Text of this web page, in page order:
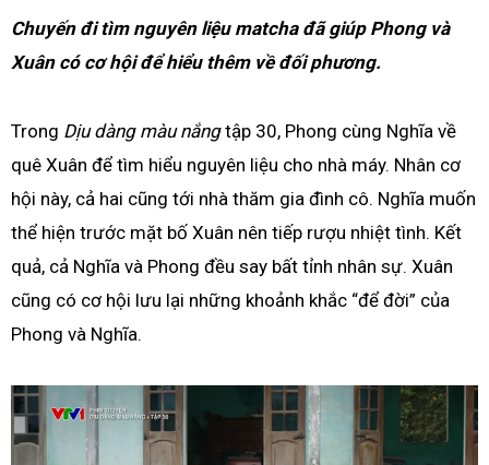
Chuyến đi tìm nguyên liệu matcha đã giúp Phong và
Xuân có cơ hội để hiểu thêm về đối phương.
Trong Dịu dàng màu nắngtập 30, Phong cùng Nghĩa về
quê Xuân để tìm hiểu nguyên liệu cho nhà máy. Nhân cơ
hội này, cả hai cũng tới nhà thăm gia đình cô. Nghĩa muốn
thể hiện trước mặt bố Xuân nên tiếp rượu nhiệt tình. Kết
quả, cả Nghĩa và Phong đều say bất tỉnh nhân sự. Xuân
cũng có cơ hội lưu lại những khoảnh khắc “để đời” của
Phong và Nghĩa.